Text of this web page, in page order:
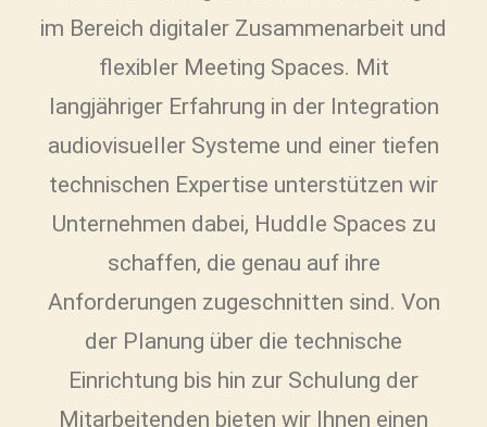
im Bereich digitaler Zusammenarbeit und
flexibler Meeting Spaces. Mit
langjähriger Erfahrung in der Integration
audiovisueller Systeme und einer tiefen
technischen Expertise unterstützen wir
Unternehmen dabei, Huddle Spaces zu
schaffen, die genau auf ihre
Anforderungen zugeschnitten sind. Von
der Planung über die technische
Einrichtung bis hin zur Schulung der
Mitarbeitenden bieten wir Ihnen einen